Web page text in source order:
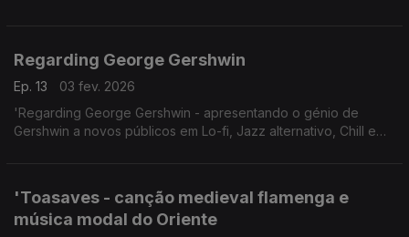
Regarding George Gershwin
Ep. 13
03 fev. 2026
'Regarding George Gershwin - apresentando o génio de
Gershwin a novos públicos em Lo-fi, Jazz alternativo, Chill e
'Toasaves - canção medieval flamenga e
música modal do Oriente